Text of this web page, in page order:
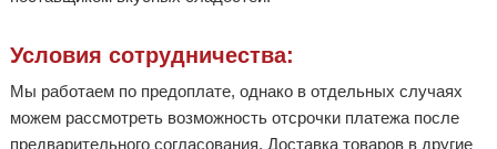
Условия сотрудничества:
Мы работаем по предоплате, однако в отдельных случаях
можем рассмотреть возможность отсрочки платежа после
предварительного согласования. Доставка товаров в другие